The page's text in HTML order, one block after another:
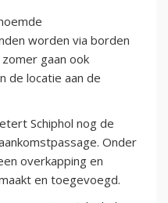
worden via borden
gaan ook
de locatie aan de
Schiphol nog de
Onder
overkapping en
en toegevoegd.